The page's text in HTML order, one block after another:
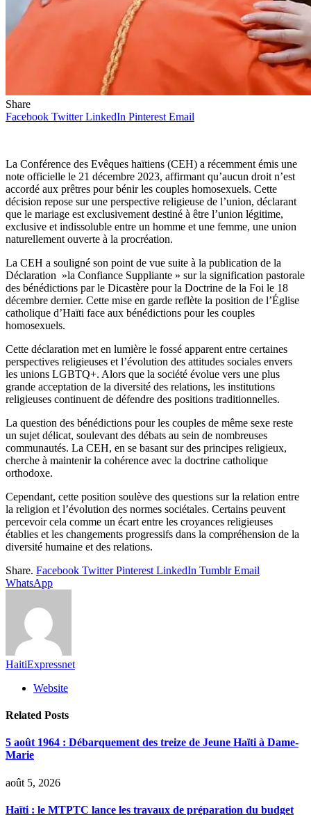
Share
Facebook Twitter LinkedIn Pinterest Email
La Conférence des Evêques haïtiens (CEH) a récemment émis une
note officielle le 21 décembre 2023, affirmant qu’aucun droit n’est
accordé aux prêtres pour bénir les couples homosexuels. Cette
décision repose sur une perspective religieuse de l’union, déclarant
que le mariage est exclusivement destiné à être l’union légitime,
exclusive et indissoluble entre un homme et une femme, une union
naturellement ouverte à la procréation.
La CEH a souligné son point de vue suite à la publication de la
Déclaration »la Confiance Suppliante » sur la signification pastorale
des bénédictions par le Dicastère pour la Doctrine de la Foi le 18
décembre dernier. Cette mise en garde reflète la position de l’Église
catholique d’Haïti face aux bénédictions pour les couples
homosexuels.
Cette déclaration met en lumière le fossé apparent entre certaines
perspectives religieuses et l’évolution des attitudes sociales envers
les unions LGBTQ+. Alors que la société évolue vers une plus
grande acceptation de la diversité des relations, les institutions
religieuses continuent de défendre des positions traditionnelles.
La question des bénédictions pour les couples de même sexe reste
un sujet délicat, soulevant des débats au sein de nombreuses
communautés. La CEH, en se basant sur des principes religieux,
cherche à maintenir la cohérence avec la doctrine catholique
orthodoxe.
Cependant, cette position soulève des questions sur la relation entre
la religion et l’évolution des normes sociétales. Certains peuvent
percevoir cela comme un écart entre les croyances religieuses
établies et les changements progressifs dans la compréhension de la
diversité humaine et des relations.
Share. Facebook Twitter Pinterest LinkedIn Tumblr Email
WhatsApp
HaitiExpressnet
Website
Related Posts
5 août 1964 : Débarquement des treize de Jeune Haïti à Dame-
Marie
août 5, 2026
Haïti : le MTPTC lance les travaux de préparation du budget